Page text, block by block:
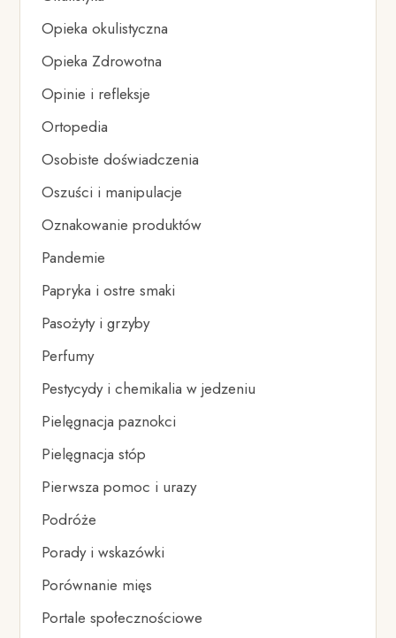
Opieka okulistyczna
Opieka Zdrowotna
Opinie i refleksje
Ortopedia
Osobiste doświadczenia
Oszuści i manipulacje
Oznakowanie produktów
Pandemie
Papryka i ostre smaki
Pasożyty i grzyby
Perfumy
Pestycydy i chemikalia w jedzeniu
Pielęgnacja paznokci
Pielęgnacja stóp
Pierwsza pomoc i urazy
Podróże
Porady i wskazówki
Porównanie mięs
Portale społecznościowe